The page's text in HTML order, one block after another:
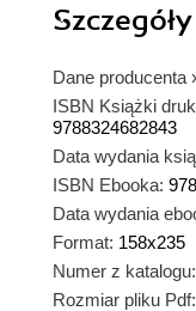
Szczegóły
Dane producenta
ISBN Książki
9788324682843
Data wydania
ISBN Ebooka:
Data wydania
Format: 158x235
Numer z katalogu:
Rozmiar pliku Pdf: